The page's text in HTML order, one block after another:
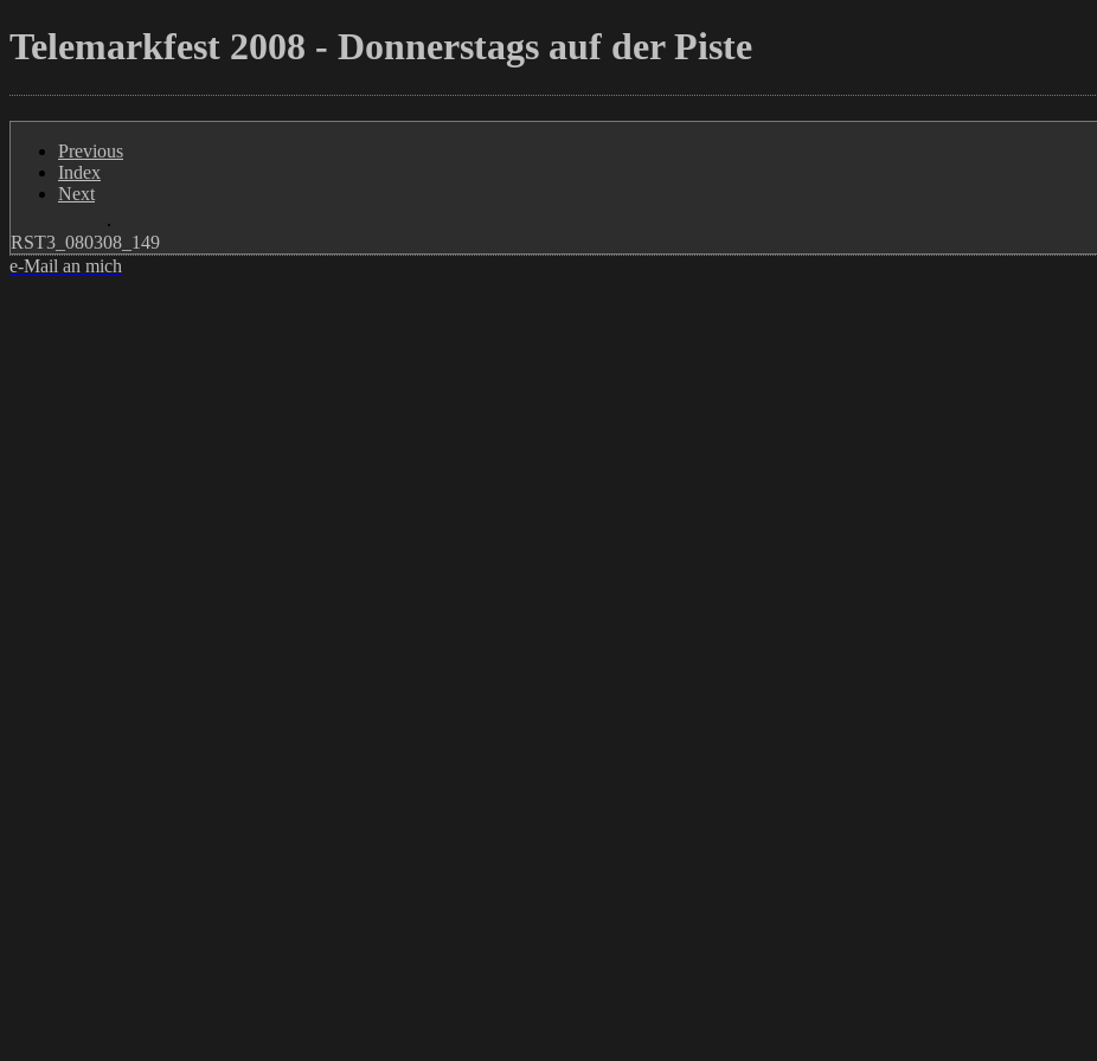
Telemarkfest 2008 - Donnerstags auf der Piste
Previous
Index
Next
RST3_080308_149
e-Mail an mich